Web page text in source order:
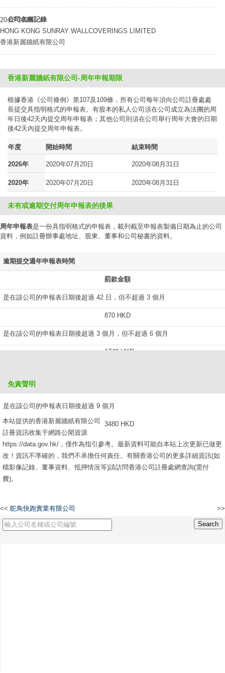
公司名稱記錄
20-07-2018
HONG KONG SUNRAY WALLCOVERINGS LIMITED
香港新麗牆紙有限公司
香港新麗牆紙有限公司-周年申報期限
根據香港《公司條例》第107及109條，所有公司每年須向公司註冊處處
長提交具指明格式的申報表。有股本的私人公司須在公司成立為法團的周
年日後42天內提交周年申報表；其他公司則須在公司舉行周年大會的日期
後42天內提交周年申報表。
年度 開始時間 結束時間
2026年 2020年07月20日 2020年08月31日
2020年 2020年07月20日 2020年08月31日
未有或逾期交付周年申報表的後果
周年申報表是一份具指明格式的申報表，載列截至申報表製備日期為止的公司
資料，例如註冊辦事處地址、股東、董事和公司秘書的資料。
逾期提交週年申報表時間
罰款金額
是在該公司的申報表日期後超過 42 日，但不超過 3 個月
870 HKD
是在該公司的申報表日期後超過 3 個月，但不超過 6 個月
1740 HKD
是在該公司的申報表日期後超過 9 個月
3480 HKD
免責聲明
本站提供的香港新麗牆紙有限公司
註冊資訊收集于網路公開資源
https://data.gov.hk/，僅作為指引參考。最新資料可能自本站上次更新已做更
改！資訊不準確的，我們不承擔任何責任。有關香港公司的更多詳細資訊(如
檔影像記錄、董事資料、抵押情況等)請訪問香港公司註冊處網查詢(需付
費)。
<< 鴕鳥快跑實業有限公司 >>